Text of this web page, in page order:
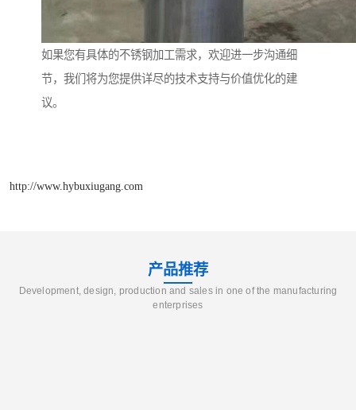
如果您有具体的不锈钢加工需求，欢迎进一步沟通细
节，我们将为您提供详尽的技术支持与价值优化的建
议。
http://www.hybuxiugang.com
产品推荐
Development, design, production and sales in one of the manufacturing
enterprises